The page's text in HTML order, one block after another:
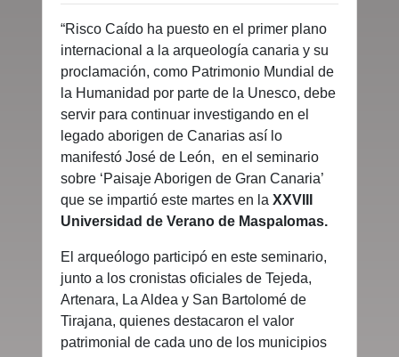
“Risco Caído ha puesto en el primer plano
internacional a la arqueología canaria y su
proclamación, como Patrimonio Mundial de
la Humanidad por parte de la Unesco, debe
servir para continuar investigando en el
legado aborigen de Canarias así lo
manifestó José de León, en el seminario
sobre ‘Paisaje Aborigen de Gran Canaria’
que se impartió este martes en la XXVIII
Universidad de Verano de Maspalomas.
El arqueólogo participó en este seminario,
junto a los cronistas oficiales de Tejeda,
Artenara, La Aldea y San Bartolomé de
Tirajana, quienes destacaron el valor
patrimonial de cada uno de los municipios